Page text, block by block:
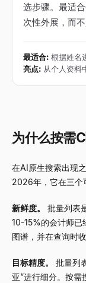
选步骤。最适
次性外展，而
最适合: 根据姓名
亮点: 从个人资料
为什么按需
在AI原生搜索出现
2026年，它在三个
新鲜度。
批量列表
10-15%的会计师已
图谱，并在查询时
目标精度。
批量列
亚”进行细分。按